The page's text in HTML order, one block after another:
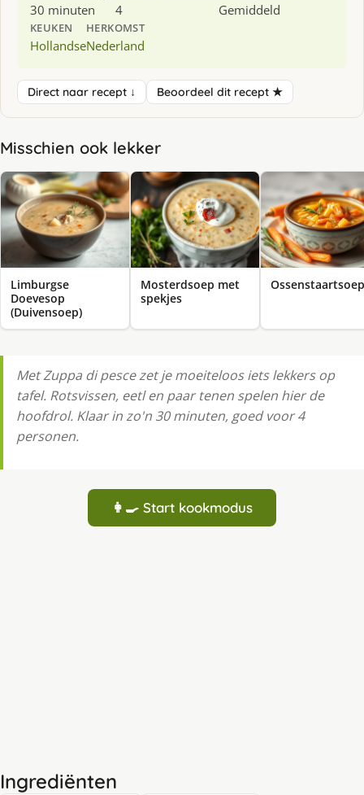
30 minuten 4 Gemiddeld
KEUKEN
Hollandse
HERKOMST
Nederland
Direct naar recept ↓ Beoordeel dit recept ★
Misschien ook lekker
Limburgse
Doevesop
(Duivensoep)
Mosterdsoep met
spekjes
Ossenstaartsoep
Met Zuppa di pesce zet je moeiteloos iets lekkers op
tafel. Rotsvissen, eetl en paar tenen spelen hier de
hoofdrol. Klaar in zo'n 30 minuten, goed voor 4
personen.
👩‍🍳 Start kookmodus
Ingrediënten